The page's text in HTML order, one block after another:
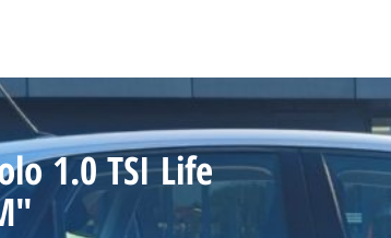
1.0 TSI Life